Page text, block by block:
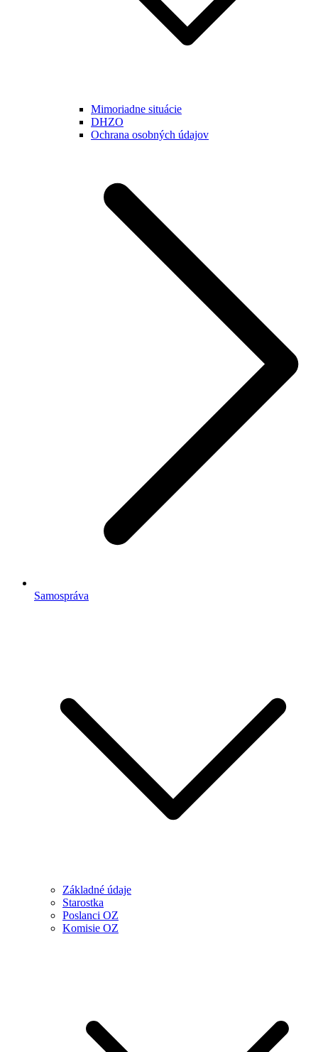
Mimoriadne situácie
DHZO
Ochrana osobných údajov
Samospráva
Základné údaje
Starostka
Poslanci OZ
Komisie OZ